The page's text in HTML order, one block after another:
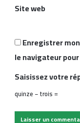
*
Site web
Enregistrer
le navigateur
Saisissez votre
quinze − trois =